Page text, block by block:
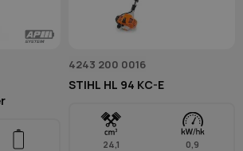
4243 200 0016
STIHL HL 94 KC-E
24,1 0,9